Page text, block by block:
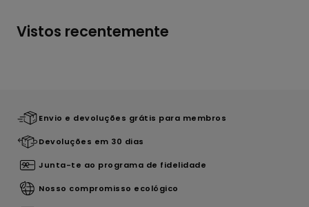
Vistos recentemente
Envio e devoluções grátis para membros
Devoluções em 30 dias
Junta-te ao programa de fidelidade
Nosso compromisso ecológico